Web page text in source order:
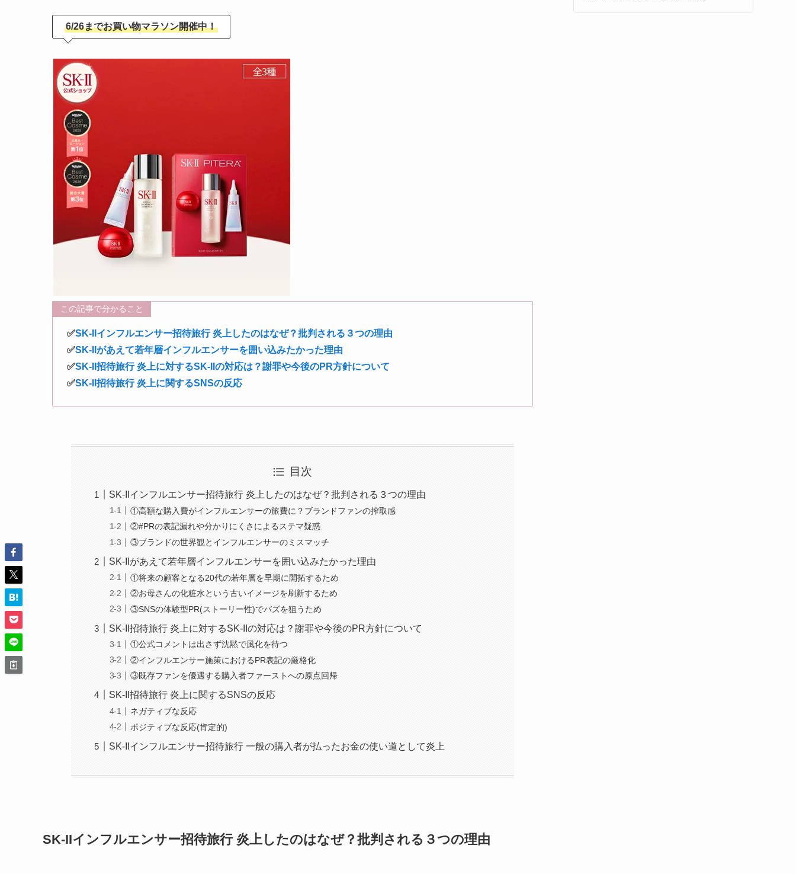
6/26までお買い物マラソン開催中！
この記事で分かること
✅SK-IIインフルエンサー招待旅行 炎上したのはなぜ？批判される３つの理由
✅SK-IIがあえて若年層インフルエンサーを囲い込みたかった理由
✅SK-II招待旅行 炎上に対するSK-IIの対応は？謝罪や今後のPR方針について
✅SK-II招待旅行 炎上に関するSNSの反応
目次
SK-IIインフルエンサー招待旅行 炎上したのはなぜ？批判される３つの理由
①高額な購入費がインフルエンサーの旅費に？ブランドファンの搾取感
②#PRの表記漏れや分かりにくさによるステマ疑惑
③ブランドの世界観とインフルエンサーのミスマッチ
SK-IIがあえて若年層インフルエンサーを囲い込みたかった理由
①将来の顧客となる20代の若年層を早期に開拓するため
②お母さんの化粧水という古いイメージを刷新するため
③SNSの体験型PR(ストーリー性)でバズを狙うため
SK-II招待旅行 炎上に対するSK-IIの対応は？謝罪や今後のPR方針について
①公式コメントは出さず沈黙で風化を待つ
②インフルエンサー施策におけるPR表記の厳格化
③既存ファンを優遇する購入者ファーストへの原点回帰
SK-II招待旅行 炎上に関するSNSの反応
ネガティブな反応
ポジティブな反応(肯定的)
SK-IIインフルエンサー招待旅行 一般の購入者が払ったお金の使い道として炎上
SK-IIインフルエンサー招待旅行 炎上したのはなぜ？批判される３つの理由